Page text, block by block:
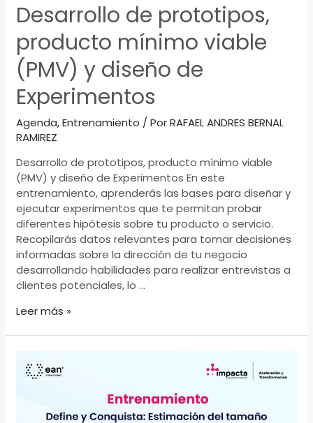
Desarrollo de prototipos,
producto mínimo viable
(PMV) y diseño de
Experimentos
Agenda,Entrenamiento / PorRAFAEL ANDRES BERNAL
RAMIREZ
Desarrollo de prototipos, producto mínimo viable
(PMV) y diseño de Experimentos En este
entrenamiento, aprenderás las bases para diseñar y
ejecutar experimentos que te permitan probar
diferentes hipótesis sobre tu producto o servicio.
Recopilarás datos relevantes para tomar decisiones
informadas sobre la dirección de tu negocio
desarrollando habilidades para realizar entrevistas a
clientes potenciales, lo …
Desarrollo
mínimo
Leer más »